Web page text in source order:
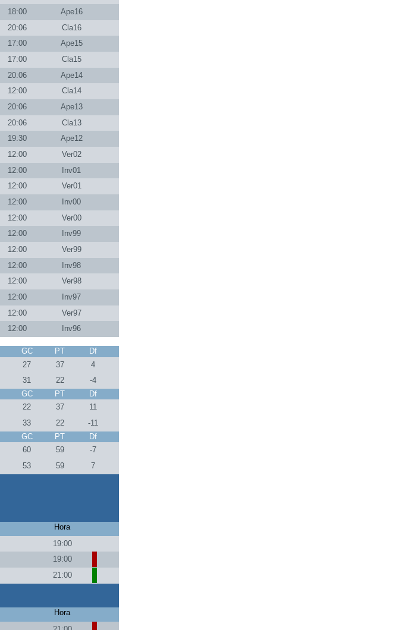
18:00
Ape16
20:06
Cla16
17:00
Ape15
17:00
Cla15
20:06
Ape14
12:00
Cla14
20:06
Ape13
20:06
Cla13
19:30
Ape12
12:00
Ver02
12:00
Inv01
12:00
Ver01
12:00
Inv00
12:00
Ver00
12:00
Inv99
12:00
Ver99
12:00
Inv98
12:00
Ver98
12:00
Inv97
12:00
Ver97
12:00 Inv96
GC PT
Df
27 37
4
31 22
-4
GC PT
Df
22 37
11
33 22
-11
GC PT
Df
60 59
-7
53 59 7
Hora
19:00
19:00
21:00
Hora